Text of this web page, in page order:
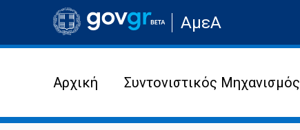
Μετάβαση
στην
σελίδα
ιστότοπου
ΑμεΑ
Αρχική Συντονιστικός Μηχανισμός